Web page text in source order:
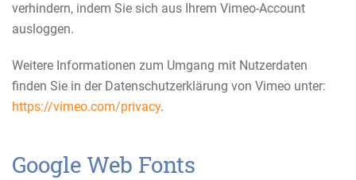
verhindern, indem Sie sich aus Ihrem Vimeo-Account
ausloggen.
Weitere Informationen zum Umgang mit Nutzerdaten
finden Sie in der Datenschutzerklärung von Vimeo unter:
https://vimeo.com/privacy.
Google Web Fonts